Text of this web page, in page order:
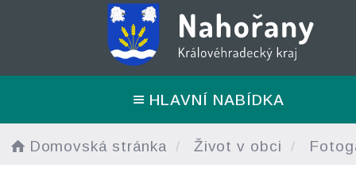
HLAVNÍ NABÍDKA
Domovská stránka Život v obci